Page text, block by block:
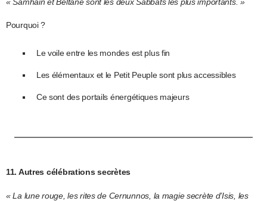
Pourquoi ?
Le voile entre les mondes est plus fin
Les élémentaux et le Petit Peuple sont plus accessibles
Ce sont des portails énergétiques majeurs
11. Autres célébrations secrètes
« La lune rouge, les rites de Cernunnos, la magie secrète d’Isis, les